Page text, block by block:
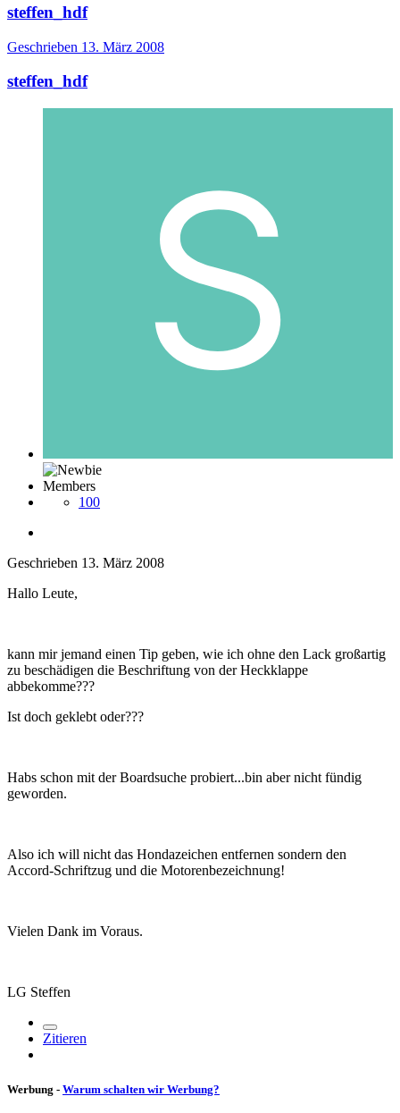
steffen_hdf
Geschrieben 13. März 2008
steffen_hdf
Members
100
Geschrieben 13. März 2008
Hallo Leute,
kann mir jemand einen Tip geben, wie ich ohne den Lack großartig
zu beschädigen die Beschriftung von der Heckklappe
abbekomme???
Ist doch geklebt oder???
Habs schon mit der Boardsuche probiert...bin aber nicht fündig
geworden.
Also ich will nicht das Hondazeichen entfernen sondern den
Accord-Schriftzug und die Motorenbezeichnung!
Vielen Dank im Voraus.
LG Steffen
Zitieren
Werbung - Warum schalten wir Werbung?